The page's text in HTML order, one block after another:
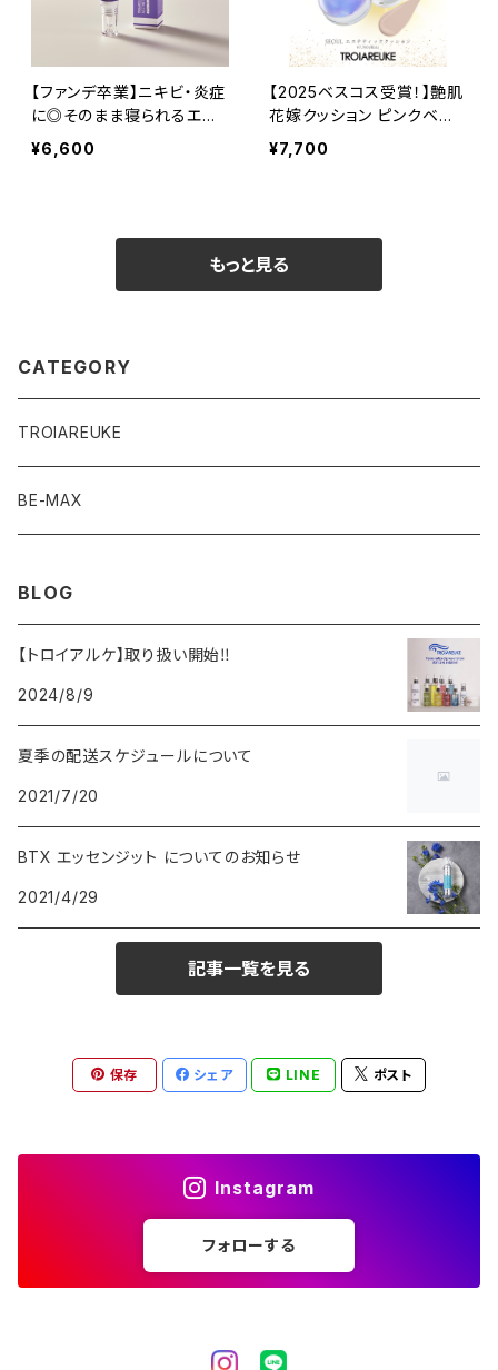
【ファンデ卒業】ニキビ・炎症
に◎そのまま寝られるエス
テBB
¥6,600
【2025ベスコス受賞！】艶肌
花嫁クッション ピンクベー
ジュ21
¥7,700
もっと見る
CATEGORY
TROIAREUKE
BE-MAX
BLOG
【トロイアルケ】取り扱い開始‼️
2024/8/9
夏季の配送スケジュールについて
2021/7/20
BTX エッセンジット についてのお知らせ
2021/4/29
記事一覧を見る
保存 シェア LINE ポスト
Instagram
フォローする